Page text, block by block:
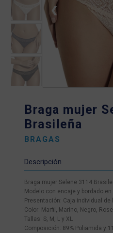
❮
Braga mujer
Brasileña
BRAGAS
Descripción
Braga mujer Selene 3114
Modelo con encaje y bordado
Presentación: Caja individual de
Color: Marfil, Marino, Negro,
Tallas: S, M, L y XL
Composición: 89% Poliamida y